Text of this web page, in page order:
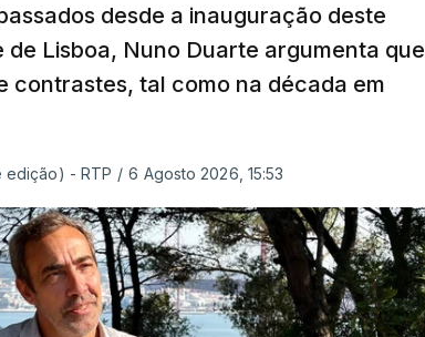
desde a inauguração deste
Lisboa, Nuno Duarte argumenta que
contrastes, tal como na década em
edição) - RTP / 6 Agosto 2026, 15:53